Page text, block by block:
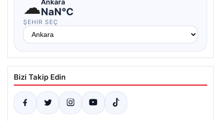
☁NaN°C
ŞEHIR SEÇ
Bizi Takip Edin